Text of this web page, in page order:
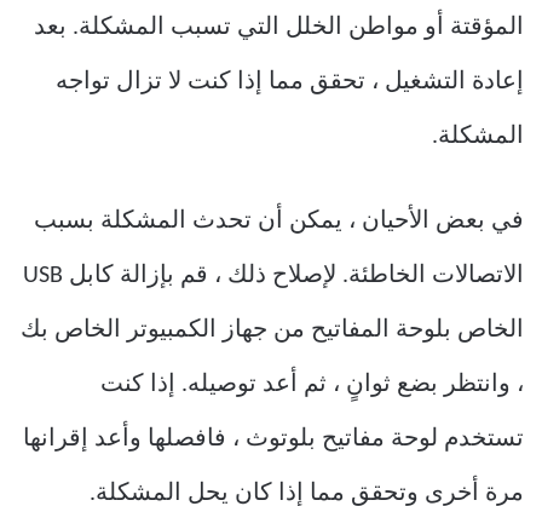
المؤقتة أو مواطن الخلل التي تسبب المشكلة. بعد
إعادة التشغيل ، تحقق مما إذا كنت لا تزال تواجه
المشكلة.
في بعض الأحيان ، يمكن أن تحدث المشكلة بسبب
الاتصالات الخاطئة. لإصلاح ذلك ، قم بإزالة كابل USB
الخاص بلوحة المفاتيح من جهاز الكمبيوتر الخاص بك
، وانتظر بضع ثوانٍ ، ثم أعد توصيله. إذا كنت
تستخدم لوحة مفاتيح بلوتوث ، فافصلها وأعد إقرانها
مرة أخرى وتحقق مما إذا كان يحل المشكلة.